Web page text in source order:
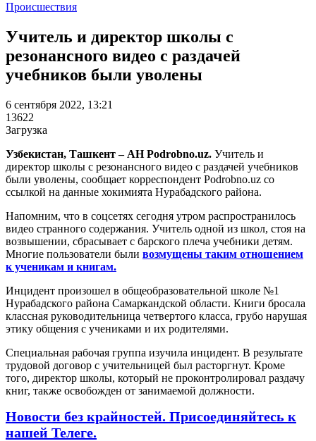
Происшествия
Учитель и директор школы с
резонансного видео с раздачей
учебников были уволены
6 сентября 2022, 13:21
13622
Загрузка
Узбекистан, Ташкент – АН Podrobno.uz. Учитель и
директор школы с резонансного видео с раздачей учебников
были уволены, сообщает корреспондент Podrobno.uz со
ссылкой на данные хокимията Нурабадского района.
Напомним, что в соцсетях сегодня утром распространилось
видео странного содержания. Учитель одной из школ, стоя на
возвышении, сбрасывает с барского плеча учебники детям.
Многие пользователи были возмущены таким отношением
к ученикам и книгам.
Инцидент произошел в общеобразовательной школе №1
Нурабадского района Самаркандской области. Книги бросала
классная руководительница четвертого класса, грубо нарушая
этику общения с учениками и их родителями.
Специальная рабочая группа изучила инцидент. В результате
трудовой договор с учительницей был расторгнут. Кроме
того, директор школы, который не проконтролировал раздачу
книг, также освобожден от занимаемой должности.
Новости без крайностей. Присоединяйтесь к
нашей Телеге.